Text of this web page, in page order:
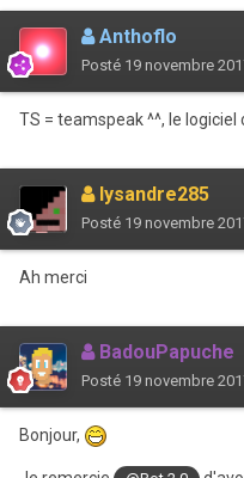
Anthoflo
Posté 19 novembre
TS = teamspeak ^^, le logiciel
lysandre285
Posté 19 novembre
Ah merci
BadouPapuche
Posté 19 novembre
Bonjour,